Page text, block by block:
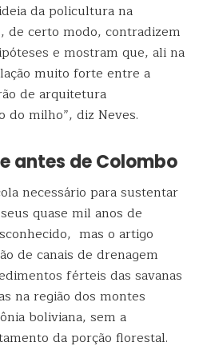
da policultura na
de certo modo, contradizem
e mostram que, ali na
muito forte entre a
de arquitetura
milho”, diz Neves.
antes de Colombo
necessário para sustentar
quase mil anos de
mas o artigo
de canais de drenagem
férteis das savanas
na região dos montes
boliviana, sem a
da porção florestal.